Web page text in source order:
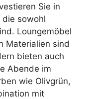
Sie in
sowohl
Loungemöbel
Materialien sind
bieten auch
Abende im
wie Olivgrün,
mit